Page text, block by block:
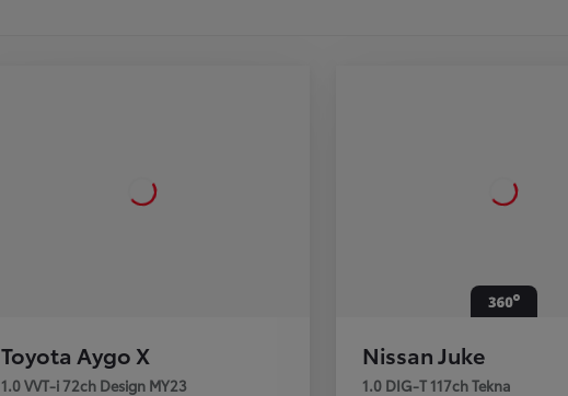
Toyota Aygo X
1.0 VVT-i 72ch Design MY23
Nissan Juke
1.0 DIG-T 117ch Tekna